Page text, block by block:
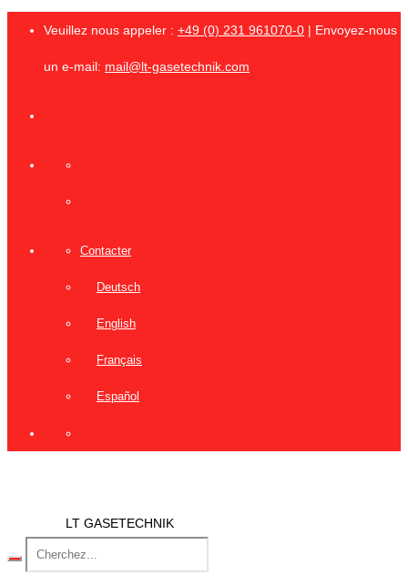
Veuillez nous appeler : +49 (0) 231 961070-0 | Envoyez-nous
un e-mail: mail@lt-gasetechnik.com
Contacter
Deutsch
English
Français
Español
LT GASETECHNIK